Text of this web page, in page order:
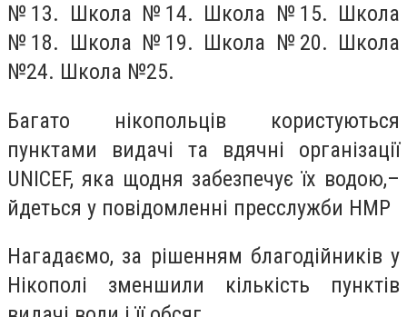
№13. Школа №14. Школа №15. Школа
№18. Школа №19. Школа №20. Школа
№24. Школа №25.
Багато нікопольців користуються
пунктами видачі та вдячні організації
UNICEF, яка щодня забезпечує їх водою,–
йдеться у повідомленні пресслужби НМР
Нагадаємо, за рішенням благодійників у
Нікополі зменшили кількість пунктів